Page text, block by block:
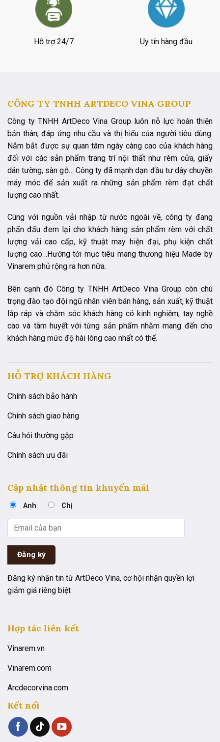
Hỗ trợ 24/7 Uy tín hàng đầu
CÔNG TY TNHH ARTDECO VINA GROUP
Công ty TNHH ArtDeco Vina Group luôn nỗ lực hoàn thiện
bản thân, đáp ứng nhu cầu và thị hiếu của người tiêu dùng.
Nắm bắt được sự quan tâm ngày càng cao của khách hàng
đối với các sản phẩm trang trí nội thất như rèm cửa, giấy
dán tường, sàn gỗ… Công ty đã mạnh dạn đầu tư dây chuyền
máy móc để sản xuất ra những sản phẩm rèm đạt chất
lượng cao nhất.
Cùng với nguồn vải nhập từ nước ngoài về, công ty đang
phấn đấu đem lại cho khách hàng sản phẩm rèm với chất
lượng vải cao cấp, kỹ thuật may hiện đại, phụ kiện chất
lượng cao…Hướng tới mục tiêu mang thương hiệu Made by
Vinarem phủ rộng ra hơn nữa.
Bên cạnh đó Công ty TNHH ArtDeco Vina Group còn chú
trọng đào tạo đội ngũ nhân viên bán hàng, sản xuất, kỹ thuật
lắp ráp và chăm sóc khách hàng có kinh nghiệm, tay nghề
cao và tâm huyết với từng sản phẩm nhằm mang đến cho
khách hàng mức độ hài lòng cao nhất có thể.
HỖ TRỢ KHÁCH HÀNG
Chính sách bảo hành
Chính sách giao hàng
Câu hỏi thường gặp
Chính sách ưu đãi
Cập nhật thông tin khuyến mãi
Anh Chị
Đăng ký nhận tin từ ArtDeco Vina, cơ hội nhận quyền lợi
giảm giá riêng biệt
Hợp tác liên kết
Vinarem.vn
Vinarem.com
Arcdecorvina.com
Kết nối